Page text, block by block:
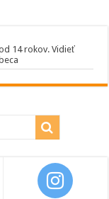
14 rokov. Vidieť